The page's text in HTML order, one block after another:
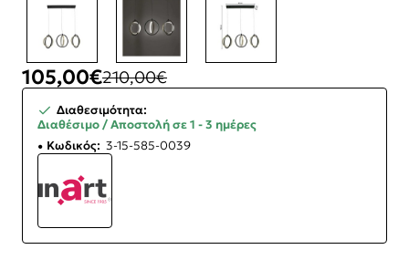
105,00€210,00€
Διαθεσιμότητα:
Διαθέσιμο / Αποστολή σε 1 - 3 ημέρες
Κωδικός: 3-15-585-0039